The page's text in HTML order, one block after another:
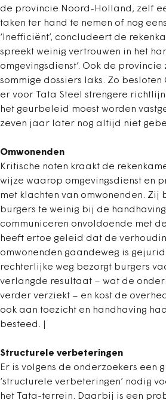
de provincie Noord-Holland, zelf
taken ter hand te nemen of nog
‘Inefficiënt’, concludeert de
spreekt weinig vertrouwen in het
omgevingsdienst’. Ook de
sommige dossiers laks. Zo besloten
er voor Tata Steel strengere
het geurbeleid moest worden
zeven jaar later nog altijd niet
Omwonenden
Kritische noten kraakt de
wijze waarop omgevingsdienst en
met klachten van omwonenden. Zij
burgers te weinig bij de
communiceren onvoldoende met
heeft ertoe geleid dat de
omwonenden gaandeweg is
rechterlijke weg bezorgt burgers
verlangde resultaat – wat de
verder verziekt – en kost de
ook aan toezicht en handhaving
besteed. |
Structurele verbeteringen
Er is volgens de onderzoekers een
‘structurele verbeteringen’ nodig
het Tata-terrein. Daarbij is een